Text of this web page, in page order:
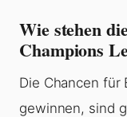
Wie stehen
Champions
Die Chancen für
gewinnen, sind